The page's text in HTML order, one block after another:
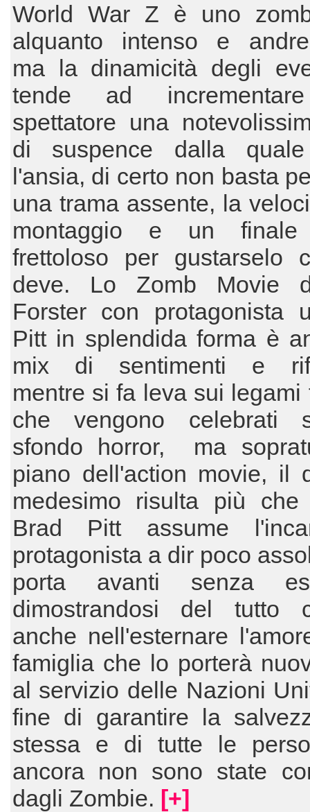
World War Z è uno
alquanto intenso e
ma la dinamicità degli
tende ad
spettatore una
di suspence dalla
l'ansia, di certo non basta
una trama assente, la
montaggio e un finale
frettoloso per gustarselo
deve. Lo Zomb Movie
Forster con protagonista
Pitt in splendida forma è
mix di sentimenti e
mentre si fa leva sui legami
che vengono celebrati
sfondo horror, ma
piano dell'action movie, il
medesimo risulta più che
Brad Pitt assume
protagonista a dir poco
porta avanti senza
dimostrandosi del tutto
anche nell'esternare
famiglia che lo porterà
al servizio delle Nazioni
fine di garantire la
stessa e di tutte le
ancora non sono state
dagli Zombie. [+]